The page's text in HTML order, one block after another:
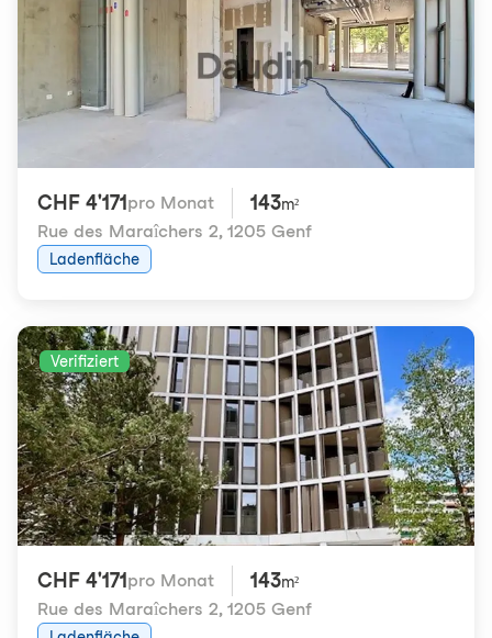
CHF 4'171 pro Monat 143m²
Rue des Maraîchers 2, 1205 Genf
Ladenfläche
Verifiziert
CHF 4'171 pro Monat 143m²
Rue des Maraîchers 2, 1205 Genf